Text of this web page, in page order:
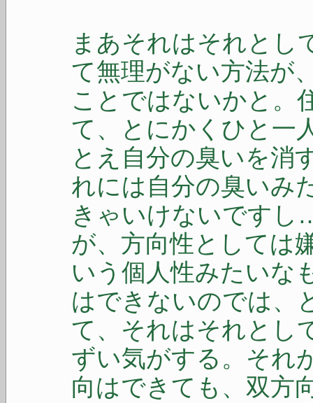
まあそれはそれとし
て無理がない方法が
ことではないかと。
て、とにかくひと一
とえ自分の臭いを消
れには自分の臭いみ
きゃいけないです
が、方向性としては
いう個人性みたいな
はできないのでは、
て、それはそれとし
ずい気がする。それ
向はできても、双方